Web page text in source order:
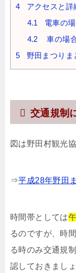
4 アクセスと詳
4.1
電車の
4.2 車の場
5 野田まつりま
交通規制
図は野田村観光
⇒平成28年野田
時間帯としては
るのですが、時
る時のみ交通規
認しておきましょ